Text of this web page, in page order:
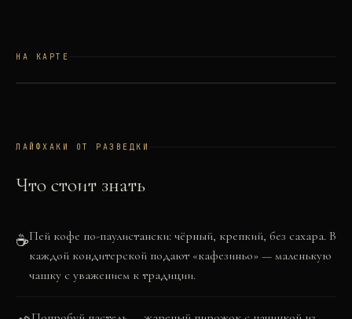
НА КАРТЕ
ЛАЙФХАКИ ОТ РАЗВЕДКИ
Что стоит знать
☕Пей кофе по-паулистански: чёрный, крепкий, без сахара. В
каждой кондитерской подают «кафезиньо» — маленькую
чашку с уважением к традиции.